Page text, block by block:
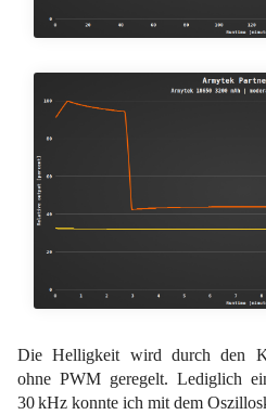
Die Helligkeit wird durch den
ohne PWM geregelt. Lediglich
30 kHz konnte ich mit dem